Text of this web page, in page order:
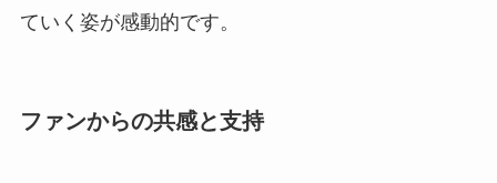
ていく姿が感動的です。
ファンからの共感と支持